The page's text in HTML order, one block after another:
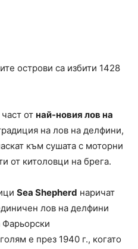
острови са избити 1428
от най-новия лов на
на лов на делфини,
към сушата с моторни
от китоловци на брега.
Sea Shepherd наричат ​​
лов на делфини
Фарьорски
е през 1940 г., когато